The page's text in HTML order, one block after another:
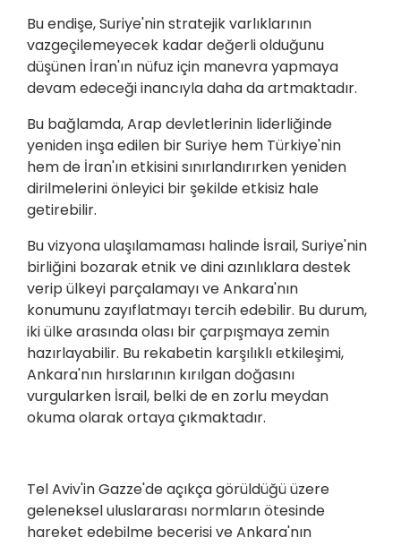
Bu endişe, Suriye'nin stratejik varlıklarının
vazgeçilemeyecek kadar değerli olduğunu
düşünen İran'ın nüfuz için manevra yapmaya
devam edeceği inancıyla daha da artmaktadır.
Bu bağlamda, Arap devletlerinin liderliğinde
yeniden inşa edilen bir Suriye hem Türkiye'nin
hem de İran'ın etkisini sınırlandırırken yeniden
dirilmelerini önleyici bir şekilde etkisiz hale
getirebilir.
Bu vizyona ulaşılamaması halinde İsrail, Suriye'nin
birliğini bozarak etnik ve dini azınlıklara destek
verip ülkeyi parçalamayı ve Ankara'nın
konumunu zayıflatmayı tercih edebilir. Bu durum,
iki ülke arasında olası bir çarpışmaya zemin
hazırlayabilir. Bu rekabetin karşılıklı etkileşimi,
Ankara'nın hırslarının kırılgan doğasını
vurgularken İsrail, belki de en zorlu meydan
okuma olarak ortaya çıkmaktadır.
Tel Aviv'in Gazze'de açıkça görüldüğü üzere
geleneksel uluslararası normların ötesinde
hareket edebilme becerisi ve Ankara'nın